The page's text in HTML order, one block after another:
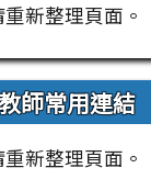
新整理頁面。
師常用連結
新整理頁面。